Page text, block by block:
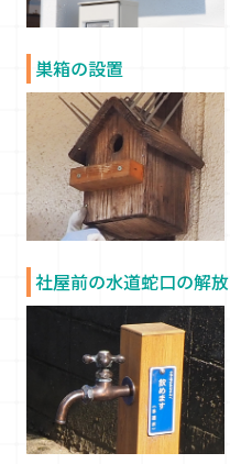
巣箱の設置
社屋前の水道蛇口の解放